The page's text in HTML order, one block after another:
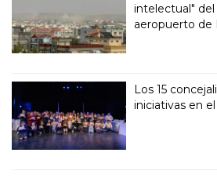
intelectual" del
aeropuerto de
Los 15
iniciativas en